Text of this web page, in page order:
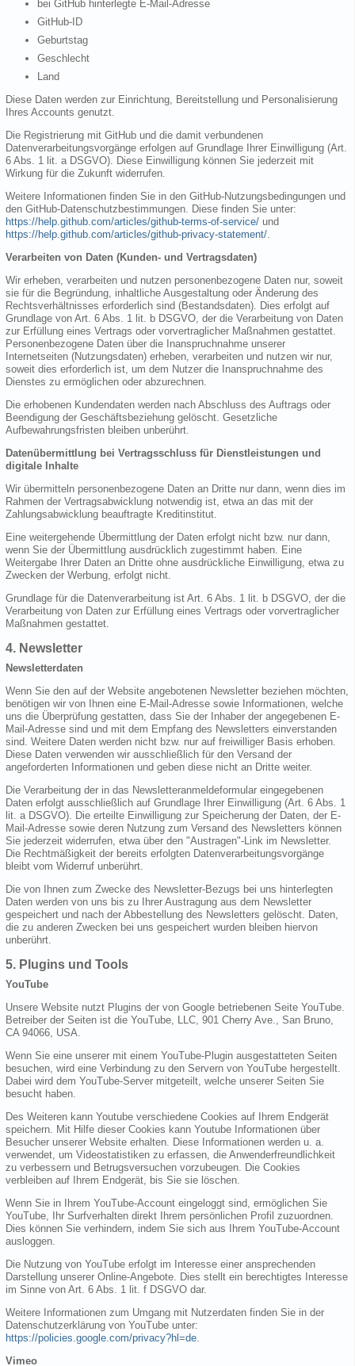
bei GitHub hinterlegte E-Mail-Adresse
GitHub-ID
Geburtstag
Geschlecht
Land
Diese Daten werden zur Einrichtung, Bereitstellung und Personalisierung
Ihres Accounts genutzt.
Die Registrierung mit GitHub und die damit verbundenen
Datenverarbeitungsvorgänge erfolgen auf Grundlage Ihrer Einwilligung (Art.
6 Abs. 1 lit. a DSGVO). Diese Einwilligung können Sie jederzeit mit
Wirkung für die Zukunft widerrufen.
Weitere Informationen finden Sie in den GitHub-Nutzungsbedingungen und
den GitHub-Datenschutzbestimmungen. Diese finden Sie unter:
https://help.github.com/articles/github-terms-of-service/ und
https://help.github.com/articles/github-privacy-statement/.
Verarbeiten von Daten (Kunden- und Vertragsdaten)
Wir erheben, verarbeiten und nutzen personenbezogene Daten nur, soweit
sie für die Begründung, inhaltliche Ausgestaltung oder Änderung des
Rechtsverhältnisses erforderlich sind (Bestandsdaten). Dies erfolgt auf
Grundlage von Art. 6 Abs. 1 lit. b DSGVO, der die Verarbeitung von Daten
zur Erfüllung eines Vertrags oder vorvertraglicher Maßnahmen gestattet.
Personenbezogene Daten über die Inanspruchnahme unserer
Internetseiten (Nutzungsdaten) erheben, verarbeiten und nutzen wir nur,
soweit dies erforderlich ist, um dem Nutzer die Inanspruchnahme des
Dienstes zu ermöglichen oder abzurechnen.
Die erhobenen Kundendaten werden nach Abschluss des Auftrags oder
Beendigung der Geschäftsbeziehung gelöscht. Gesetzliche
Aufbewahrungsfristen bleiben unberührt.
Datenübermittlung bei Vertragsschluss für Dienstleistungen und
digitale Inhalte
Wir übermitteln personenbezogene Daten an Dritte nur dann, wenn dies im
Rahmen der Vertragsabwicklung notwendig ist, etwa an das mit der
Zahlungsabwicklung beauftragte Kreditinstitut.
Eine weitergehende Übermittlung der Daten erfolgt nicht bzw. nur dann,
wenn Sie der Übermittlung ausdrücklich zugestimmt haben. Eine
Weitergabe Ihrer Daten an Dritte ohne ausdrückliche Einwilligung, etwa zu
Zwecken der Werbung, erfolgt nicht.
Grundlage für die Datenverarbeitung ist Art. 6 Abs. 1 lit. b DSGVO, der die
Verarbeitung von Daten zur Erfüllung eines Vertrags oder vorvertraglicher
Maßnahmen gestattet.
4. Newsletter
Newsletterdaten
Wenn Sie den auf der Website angebotenen Newsletter beziehen möchten,
benötigen wir von Ihnen eine E-Mail-Adresse sowie Informationen, welche
uns die Überprüfung gestatten, dass Sie der Inhaber der angegebenen E-
Mail-Adresse sind und mit dem Empfang des Newsletters einverstanden
sind. Weitere Daten werden nicht bzw. nur auf freiwilliger Basis erhoben.
Diese Daten verwenden wir ausschließlich für den Versand der
angeforderten Informationen und geben diese nicht an Dritte weiter.
Die Verarbeitung der in das Newsletteranmeldeformular eingegebenen
Daten erfolgt ausschließlich auf Grundlage Ihrer Einwilligung (Art. 6 Abs. 1
lit. a DSGVO). Die erteilte Einwilligung zur Speicherung der Daten, der E-
Mail-Adresse sowie deren Nutzung zum Versand des Newsletters können
Sie jederzeit widerrufen, etwa über den "Austragen"-Link im Newsletter.
Die Rechtmäßigkeit der bereits erfolgten Datenverarbeitungsvorgänge
bleibt vom Widerruf unberührt.
Die von Ihnen zum Zwecke des Newsletter-Bezugs bei uns hinterlegten
Daten werden von uns bis zu Ihrer Austragung aus dem Newsletter
gespeichert und nach der Abbestellung des Newsletters gelöscht. Daten,
die zu anderen Zwecken bei uns gespeichert wurden bleiben hiervon
unberührt.
5. Plugins und Tools
YouTube
Unsere Website nutzt Plugins der von Google betriebenen Seite YouTube.
Betreiber der Seiten ist die YouTube, LLC, 901 Cherry Ave., San Bruno,
CA 94066, USA.
Wenn Sie eine unserer mit einem YouTube-Plugin ausgestatteten Seiten
besuchen, wird eine Verbindung zu den Servern von YouTube hergestellt.
Dabei wird dem YouTube-Server mitgeteilt, welche unserer Seiten Sie
besucht haben.
Des Weiteren kann Youtube verschiedene Cookies auf Ihrem Endgerät
speichern. Mit Hilfe dieser Cookies kann Youtube Informationen über
Besucher unserer Website erhalten. Diese Informationen werden u. a.
verwendet, um Videostatistiken zu erfassen, die Anwenderfreundlichkeit
zu verbessern und Betrugsversuchen vorzubeugen. Die Cookies
verbleiben auf Ihrem Endgerät, bis Sie sie löschen.
Wenn Sie in Ihrem YouTube-Account eingeloggt sind, ermöglichen Sie
YouTube, Ihr Surfverhalten direkt Ihrem persönlichen Profil zuzuordnen.
Dies können Sie verhindern, indem Sie sich aus Ihrem YouTube-Account
ausloggen.
Die Nutzung von YouTube erfolgt im Interesse einer ansprechenden
Darstellung unserer Online-Angebote. Dies stellt ein berechtigtes Interesse
im Sinne von Art. 6 Abs. 1 lit. f DSGVO dar.
Weitere Informationen zum Umgang mit Nutzerdaten finden Sie in der
Datenschutzerklärung von YouTube unter:
https://policies.google.com/privacy?hl=de
Vimeo